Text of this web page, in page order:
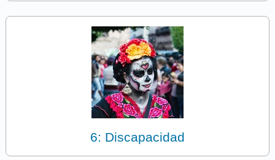
6: Discapacidad